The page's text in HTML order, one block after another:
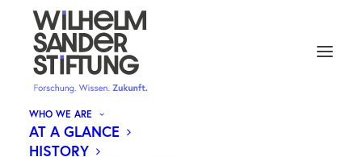
WHO WE ARE
AT A GLANCE
HISTORY